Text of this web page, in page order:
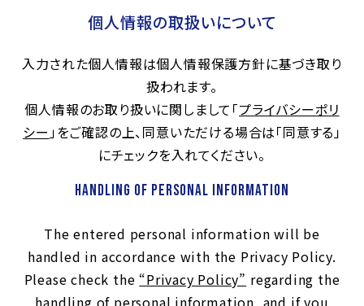
個人情報の取扱いについて
入力された個人情報は個人情報保護方針に基づき取り
扱われます。
個人情報のお取り扱いに関しまして「プライバシーポリ
シー 」をご確認の上、同意いただける場合は「同意する」
にチェックを入れてください。
Handling of Personal Information
The entered personal information will be
handled in accordance with the Privacy Policy.
Please check the “Privacy Policy” regarding the
handling of personal information, and if you